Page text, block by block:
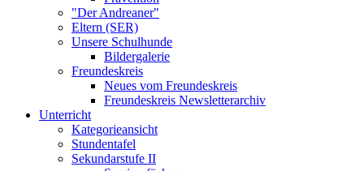
"Der Andreaner"
Eltern (SER)
Unsere Schulhunde
Bildergalerie
Freundeskreis
Neues vom Freundeskreis
Freundeskreis Newsletterarchiv
Unterricht
Kategorieansicht
Stundentafel
Sekundarstufe II